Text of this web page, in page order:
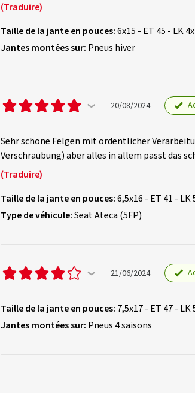
(Traduire)
Taille de la jante en pouces:6x15 - ET 45 - LK
Jantes montées sur: Pneus hiver
20/08/2024
Sehr schöne Felgen mit ordentlicher
Verschraubung) aber alles in allem passt das
(Traduire)
Taille de la jante en pouces:6,5x16 - ET 41 - LK
Type de véhicule:Seat Ateca (5FP)
21/06/2024
Taille de la jante en pouces: 7,5x17 - ET 47 - LK
Jantes montées sur: Pneus 4 saisons